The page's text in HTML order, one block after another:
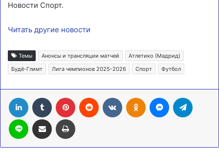
Новости Спорт.
Читать другие новости
Темы Анонсы и трансляции матчей
Атлетико (Мадрид)
Будё-Глимт
Лига чемпионов 2025-2026 Спорт Футбол
LinkedIn Tumblr Pinterest Reddit ВконтактеОдноклассники
Messenger
Line Поделиться через электронную почту Печатать